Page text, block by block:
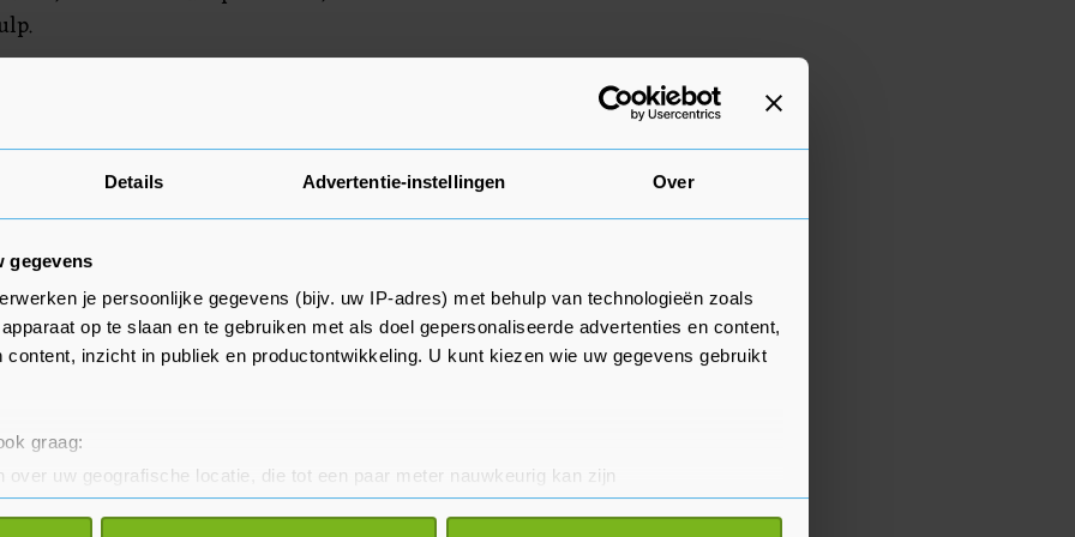
Details Advertentie-instellingen Over
gegevens
je persoonlijke gegevens (bijv. uw IP-adres) met behulp van technologieën zoals
op te slaan en te gebruiken met als doel gepersonaliseerde advertenties en content,
content, inzicht in publiek en productontwikkeling. U kunt kiezen wie uw gegevens gebruikt
graag:
over uw geografische locatie, die tot een paar meter nauwkeurig kan zijn
door het actief te scannen op specifieke eigenschappen (fingerprinting)
was GPT-3.5 volgens de
Maar de andere
'open source', waardoor
in twijfel kunnen worden
een gesloten model is.
Audrey Azoulay
van de bevooroordeelde
miljoenen mensen vormen,
in hun resultaten
echte wereld aanzienlijk